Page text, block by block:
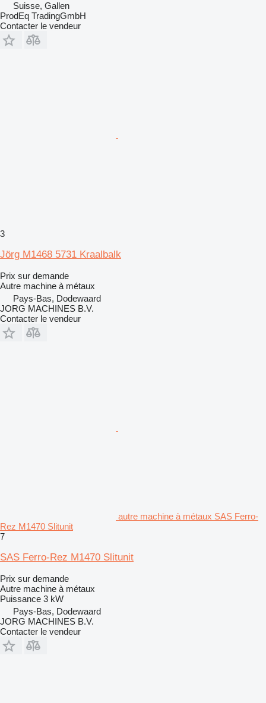
Suisse, Gallen
ProdEq TradingGmbH
Contacter le vendeur
3
Jörg M1468 5731 Kraalbalk
Prix sur demande
Autre machine à métaux
Pays-Bas, Dodewaard
JORG MACHINES B.V.
Contacter le vendeur
autre machine à métaux SAS Ferro-
Rez M1470 Slitunit
7
SAS Ferro-Rez M1470 Slitunit
Prix sur demande
Autre machine à métaux
Puissance 3 kW
Pays-Bas, Dodewaard
JORG MACHINES B.V.
Contacter le vendeur